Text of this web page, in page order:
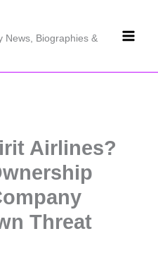
News, Biographies &
Airlines?
Threat